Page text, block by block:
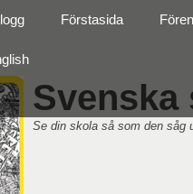
Se din skola så som den såg
Förstasida